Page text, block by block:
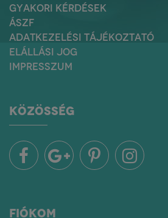
GYAKORI KÉRDÉSEK
ÁSZF
ADATKEZELÉSI TÁJÉKOZTATÓ
ELÁLLÁSI JOG
IMPRESSZUM
KÖZÖSSÉG
FIÓKOM